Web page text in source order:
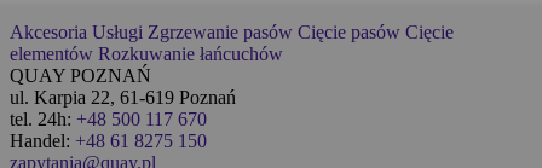
Akcesoria Usługi Zgrzewanie pasów Cięcie pasów Cięcie
elementów Rozkuwanie łańcuchów
QUAY POZNAŃ
ul. Karpia 22, 61-619 Poznań
tel. 24h: +48 500 117 670
Handel: +48 61 8275 150
zapytania@quay.pl